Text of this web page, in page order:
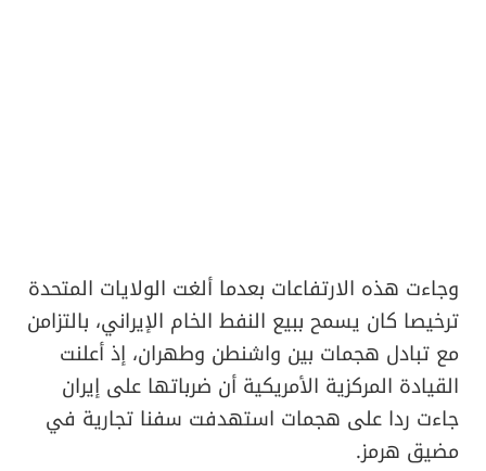
وجاءت هذه الارتفاعات بعدما ألغت الولايات المتحدة
ترخيصا كان يسمح ببيع النفط الخام الإيراني، بالتزامن
مع تبادل هجمات بين واشنطن وطهران، إذ أعلنت
القيادة المركزية الأمريكية أن ضرباتها على إيران
جاءت ردا على هجمات استهدفت سفنا تجارية في
مضيق هرمز.